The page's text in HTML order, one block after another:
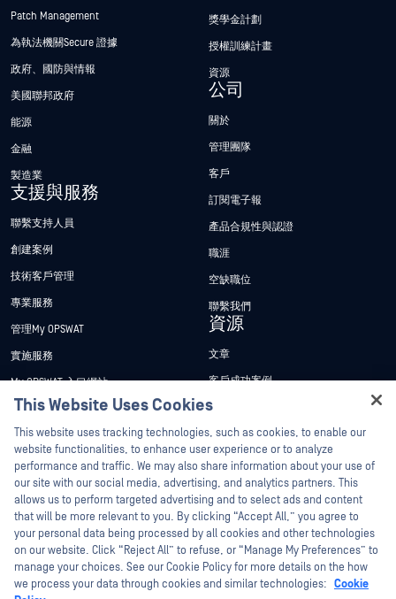
Patch Management
為執法機關Secure 證據
政府、國防與情報
美國聯邦政府
能源
金融
製造業
支援與服務
聯繫支持人員
創建案例
技術客戶管理
專業服務
管理My OPSWAT
實施服務
My OPSWAT 入口網站
技術檔案
訓練
漏洞通報計畫
合作夥伴
認證
技術合作夥伴
管道合作夥伴計劃
獎學金計劃
授權訓練計畫
資源
公司
關於
管理團隊
客戶
訂閱電子報
產品合規性與認證
職涯
空缺職位
聯繫我們
資源
文章
客戶成功案例
新聞稿
新聞報導
網路研討會
產品型錄
白皮書
免費工具
This Website Uses Cookies
This website uses tracking technologies, such as cookies, to enable our
website functionalities, to enhance user experience or to analyze
performance and traffic. We may also share information about your use of
our site with our social media, advertising, and analytics partners. This
allows us to perform targeted advertising and to select ads and content
that will be more relevant to you. By clicking “Accept All,” you agree to
your personal data being processed by all cookies and other technologies
on our website. Click “Reject All” to refuse, or “Manage My Preferences” to
manage your choices. See our Cookie Policy for more details on the how
we process your data through cookies and similar technologies: Cookie
Hey there!
I'm Ozzy, your OPSWAT virtual assistant.
How can I help you secure what's critical
today?